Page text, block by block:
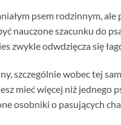
psem rodzinnym,
nauczone szacunku do
zwykle odwdzięcza się
szczególnie wobec tej
mieć więcej niż
osobniki o pasujących